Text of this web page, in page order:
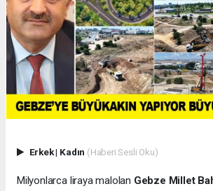
Erkek| Kadın (Haberi Sesli Oku)
Milyonlarca liraya malolan Gebze Millet